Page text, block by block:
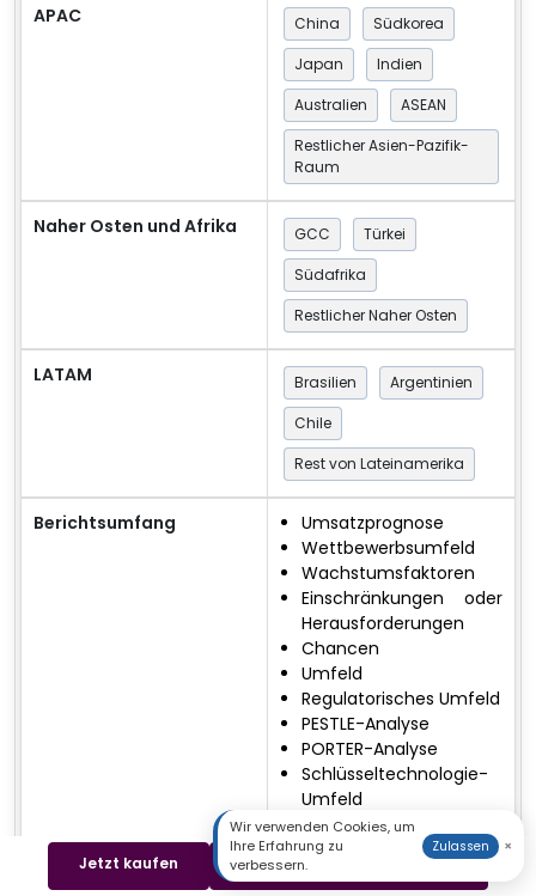
APAC China
Südkorea
Japan
Indien
Australien
ASEAN
Restlicher Asien-Pazifik-
Raum
Naher Osten und Afrika GCC
Türkei
Südafrika
Restlicher Naher Osten
LATAM Brasilien
Argentinien
Chile
Rest von Lateinamerika
Berichtsumfang
Umsatzprognose
Wettbewerbsumfeld
Wachstumsfaktoren
Einschränkungen oder
Herausforderungen
Chancen
Umfeld
Regulatorisches Umfeld
PESTLE-Analyse
PORTER-Analyse
Schlüsseltechnologie-
Umfeld
Wertschöpfungsketten
analyse
Kostenanalyse
Jetzt kaufen Beispiel herunterladen
Wir verwenden Cookies, um
Ihre Erfahrung zu
verbessern.
Zulassen ×